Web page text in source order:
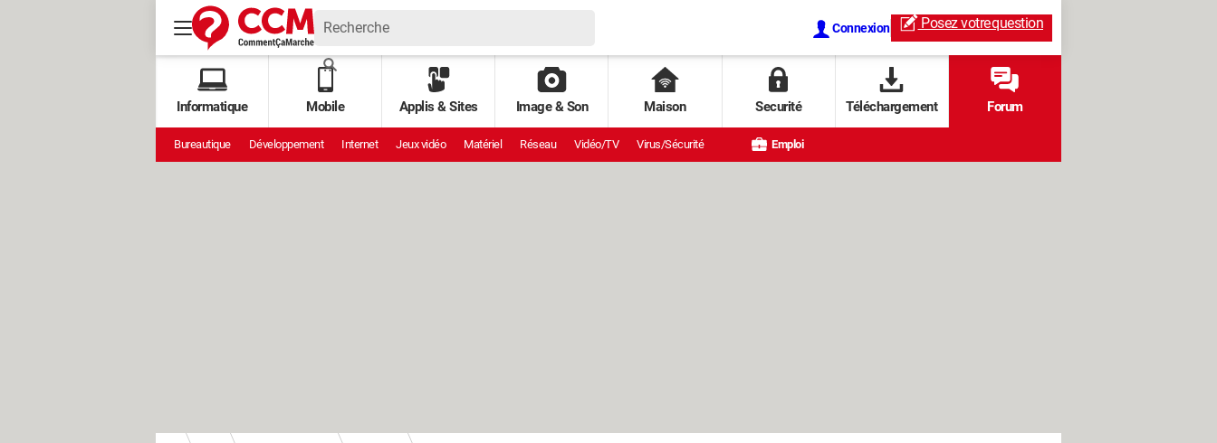
Connexion Posez votrequestion
Informatique Mobile Applis & Sites Image & Son Maison Securité Téléchargement Forum
Bureautique Développement Internet Jeux vidéo Matériel Réseau Vidéo/TV Virus/Sécurité Emploi